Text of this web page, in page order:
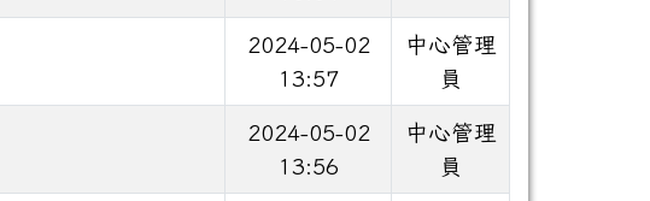
2024-05-02
13:57
中心管理
員
2024-05-02
13:56
中心管理
員